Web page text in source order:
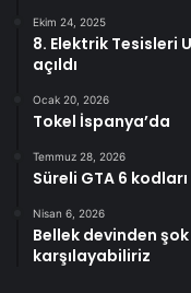
Ekim 24, 2025
8. Elektrik Tesisleri
açıldı
Ocak 20, 2026
Tokel İspanya’da
Temmuz 28, 2026
Süreli GTA 6
Nisan 6, 2026
Bellek devinden
karşılayabiliriz